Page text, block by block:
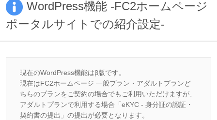
WordPress機能 -FC2ホームページ
ポータルサイトでの紹介設定-
現在のWordPress機能はβ版です。
現在はFC2ホームページ 一般プラン・アダルトプランど
ちらのプランをご契約の場合でもご利用いただけますが、
アダルトプランで利用する場合「eKYC - 身分証の認証・
契約書の提出」の提出が必要となります。